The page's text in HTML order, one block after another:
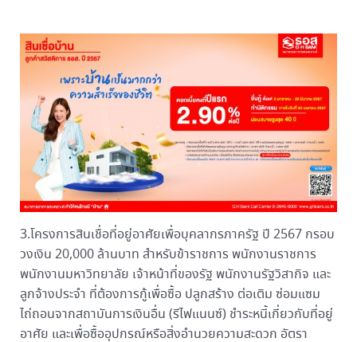
3.โครงการสินเชื่อที่อยู่อาศัยเพื่อบุคลากรภาครัฐ ปี 2567 กรอบ
วงเงิน 20,000 ล้านบาท สำหรับข้าราชการ พนักงานราชการ
พนักงานมหาวิทยาลัย เจ้าหน้าที่ของรัฐ พนักงานรัฐวิสากิจ และ
ลูกจ้างประจำ ที่ต้องการกู้เพื่อซื้อ ปลูกสร้าง ต่อเติม ซ่อมแซม
ไถ่ถอนจากสถาบันการเงินอื่น (รีไฟแนนซ์) ชำระหนี้เกี่ยวกับที่อยู่
อาศัย และเพื่อซื้ออุปกรณ์หรือสิ่งอำนวยความสะดวก อัตรา